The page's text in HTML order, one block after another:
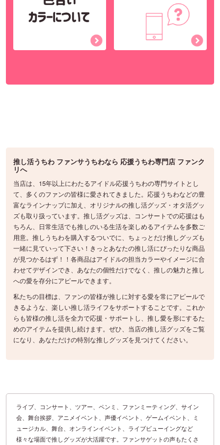
推し活うちわ ファンサうちわなら 応援うちわ専門店 ファンク
リへ
当店は、15年以上にわたるアイドル応援うちわの専門サイトとし
て、多くのファンの皆様に愛されてきました。応援うちわなどの豊
富なラインナップに加え、オリジナルの推し活グッズ・オタ活グッ
ズも取り扱っています。推し活グッズは、コンサートでの応援はも
ちろん、日常生活でも推しのいる生活を楽しめるアイテムを多数ご
用意。推しうちわを購入するついでに、ちょっとだけ推しグッズも
一緒に見ていって下さい！きっとあなたの推し活にぴったりな商品
が見つかるはず！！各商品はアイドルの担当カラーやイメージに合
わせてデザインでき、あなたの個性だけでなく、推しの魅力と推し
への愛を存分にアピールできます。
私たちの目標は、ファンの皆様が推しに対する愛を常にアピールで
きるような、楽しい推し活ライフをサポートすることです。これか
らも皆様の推し活を全力で応援・サポートし、推し愛を形にするた
めのアイテムを提供し続けます。ぜひ、当店の推し活グッズをご覧
になり、あなただけの特別な推しグッズを見つけてください。
ライブ、コンサート、ツアー、ペンミ、ファンミーティング、サイン
会、舞台挨拶、アニメイベント、声優イベント、ゲームイベント、ミ
ュージカル、舞台、オンラインイベント、ライブビューイングなど
様々な場面で推しグッズが大活躍です。ファンサゲットの声もたくさ